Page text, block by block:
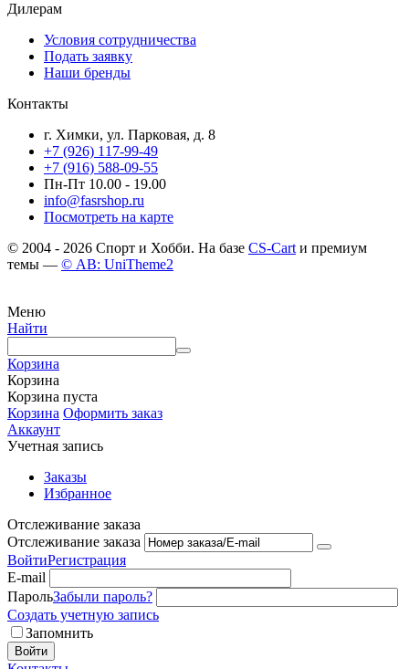
Дилерам
Условия сотрудничества
Подать заявку
Наши бренды
Контакты
г. Химки, ул. Парковая, д. 8
+7 (926) 117-99-49
+7 (916) 588-09-55
Пн-Пт 10.00 - 19.00
info@fasrshop.ru
Посмотреть на карте
© 2004 - 2026 Спорт и Хобби. На базе CS-Cart и премиум
темы — © AB: UniTheme2
Меню
Найти
Корзина
Корзина
Корзина пуста
Корзина Оформить заказ
Аккаунт
Учетная запись
Заказы
Избранное
Отслеживание заказа
Отслеживание заказа
ВойтиРегистрация
E-mail
ПарольЗабыли пароль?
Создать учетную запись
Запомнить
Войти